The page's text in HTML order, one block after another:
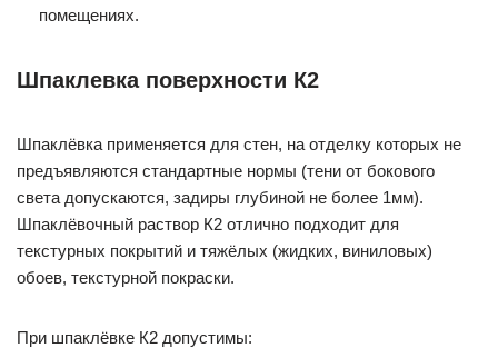
помещениях.
Шпаклевка поверхности К2
Шпаклёвка применяется для стен, на отделку которых не
предъявляются стандартные нормы (тени от бокового
света допускаются, задиры глубиной не более 1мм).
Шпаклёвочный раствор К2 отлично подходит для
текстурных покрытий и тяжёлых (жидких, виниловых)
обоев, текстурной покраски.
При шпаклёвке К2 допустимы: